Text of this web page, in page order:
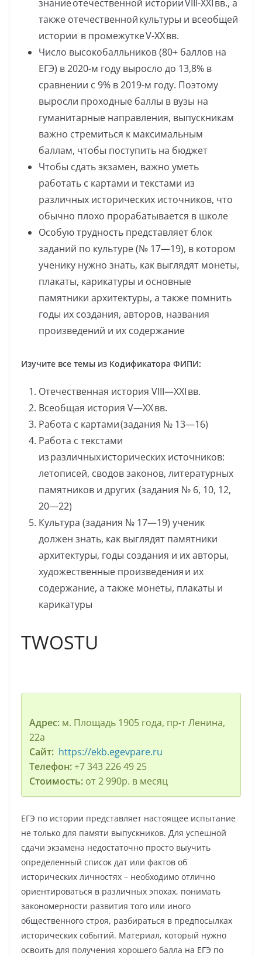
знание отечественной истории VIII-XXI вв., а
также отечественной культуры и всеобщей
истории в промежутке V-XX вв.
Число высокобалльников (80+ баллов на
ЕГЭ) в 2020-м году выросло до 13,8% в
сравнении с 9% в 2019-м году. Поэтому
выросли проходные баллы в вузы на
гуманитарные направления, выпускникам
важно стремиться к максимальным
баллам, чтобы поступить на бюджет
Чтобы сдать экзамен, важно уметь
работать с картами и текстами из
различных исторических источников, что
обычно плохо прорабатывается в школе
Особую трудность представляет блок
заданий по культуре (№ 17—19), в котором
ученику нужно знать, как выглядят монеты,
плакаты, карикатуры и основные
памятники архитектуры, а также помнить
годы их создания, авторов, названия
произведений и их содержание
Изучите все темы из Кодификатора ФИПИ:
Отечественная история VIII—XXI вв.
Всеобщая история V—XX вв.
Работа с картами (задания № 13—16)
Работа с текстами
из различных исторических источников:
летописей, сводов законов, литературных
памятников и других (задания № 6, 10, 12,
20—22)
Культура (задания № 17—19) ученик
должен знать, как выглядят памятники
архитектуры, годы создания и их авторы,
художественные произведения и их
содержание, а также монеты, плакаты и
карикатуры
TWOSTU
Адрес:м. Площадь 1905 года, пр-т Ленина,
22а
Сайт: https://ekb.egevpare.ru
Телефон:+7 343 226 49 25
Стоимость:от 2 990р. в месяц
ЕГЭ по истории представляет настоящее испытание
не только для памяти выпускников. Для успешной
сдачи экзамена недостаточно просто выучить
определенный список дат или фактов об
исторических личностях – необходимо отлично
ориентироваться в различных эпохах, понимать
закономерности развития того или иного
общественного строя, разбираться в предпосылках
исторических событий. Материал, который нужно
освоить для получения хорошего балла на ЕГЭ по